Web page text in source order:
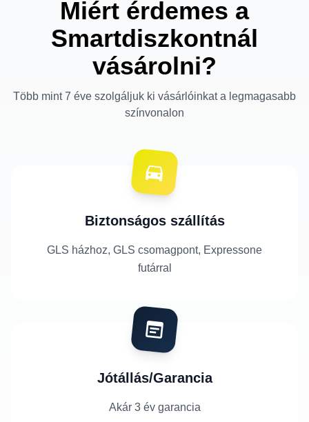
Miért érdemes a
Smartdiszkontnál
vásárolni?
Több mint 7 éve szolgáljuk ki vásárlóinkat a legmagasabb
színvonalon
Biztonságos szállítás
GLS házhoz, GLS csomagpont, Expressone
futárral
Jótállás/Garancia
Akár 3 év garancia